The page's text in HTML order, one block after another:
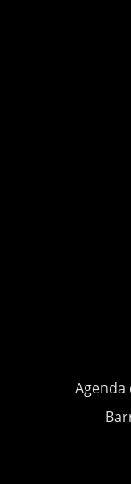
Agenda